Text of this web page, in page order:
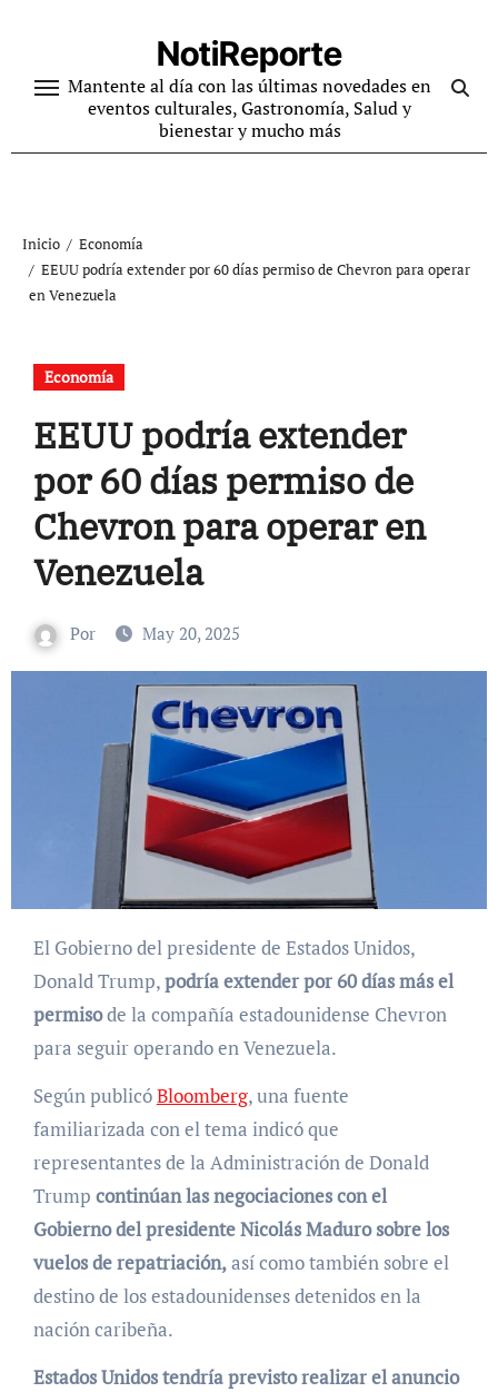
contenido
NotiReporte
Mantente al día con las últimas novedades en
eventos culturales, Gastronomía, Salud y
bienestar y mucho más
Inicio
Economía
EEUU podría extender por 60 días permiso de Chevron para operar
en Venezuela
Economía
EEUU podría extender
por 60 días permiso de
Chevron para operar en
Venezuela
Por May 20, 2025
El Gobierno del presidente de Estados Unidos,
Donald Trump,podría extender por 60 días más el
permisode la compañía estadounidense Chevron
para seguir operando en Venezuela.
Según publicóBloomberg, una fuente
familiarizada con el tema indicó que
representantes de la Administración de Donald
Trump continúan las negociaciones con el
Gobierno del presidente Nicolás Maduro sobre los
vuelos de repatriación,así como también sobre el
destino de los estadounidenses detenidos en la
nación caribeña.
Estados Unidos tendría previsto realizar el anuncio